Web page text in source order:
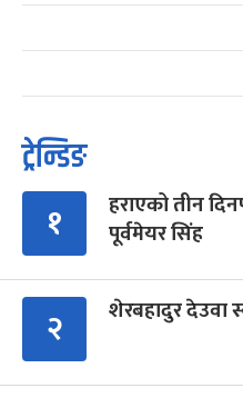
ट्रेन्डिङ
१
हराएको तीन
पूर्वमेयर सिंह
२ शेरबहादुर देउवा